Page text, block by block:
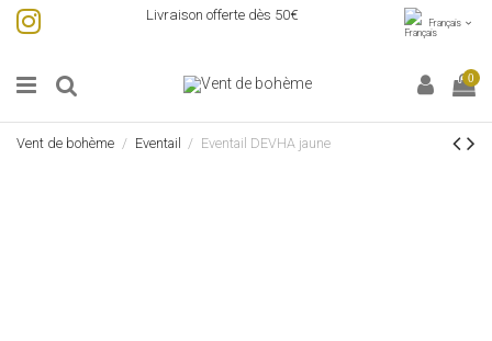
Livraison offerte dès 50€
Français
0
Vent de bohème Eventail Eventail DEVHA jaune